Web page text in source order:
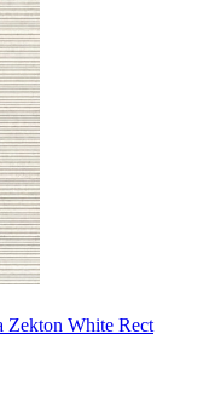
Zekton White Rect